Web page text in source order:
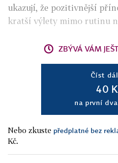
ukazují, že pozitivnější
kratší výlety mimo rutinu
ZBÝVÁ VÁM
Číst
40
na první
Nebo zkuste předplatné bez
Kč.